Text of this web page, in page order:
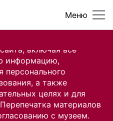
включая все
информацию,
персонального
а также
целях и для
материалов
с музеем.
Меню